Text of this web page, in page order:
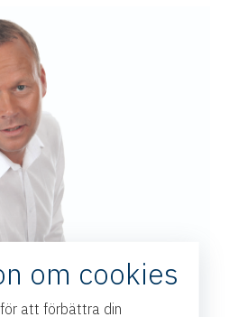
om cookies
att förbättra din